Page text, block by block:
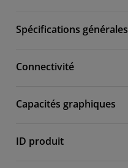
Spécifications générales
Connectivité
Capacités graphiques
ID produit